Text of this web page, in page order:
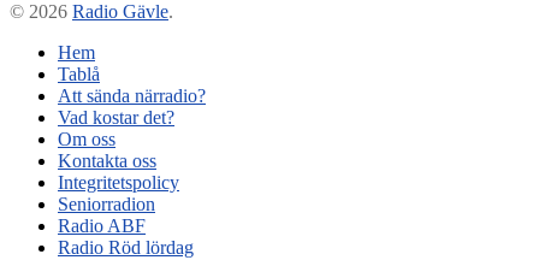
© 2026 Radio Gävle.
Hem
Tablå
Att sända närradio?
Vad kostar det?
Om oss
Kontakta oss
Integritetspolicy
Seniorradion
Radio ABF
Radio Röd lördag